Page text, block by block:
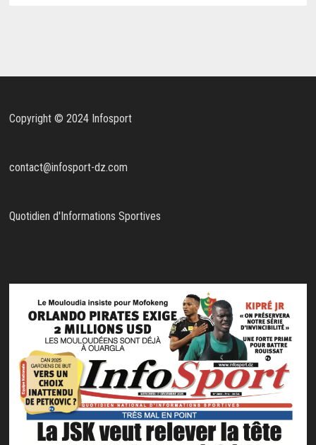
Copyright © 2024 Infosport
contact@infosport-dz.com
Quotidien d'Informations Sportives